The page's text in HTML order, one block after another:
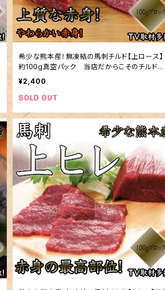
希少な熊本産！無凍結の馬刺チルド【上ロース】
約100g真空パック 当店だからこそのチルド発
送！
¥2,400
SOLD OUT